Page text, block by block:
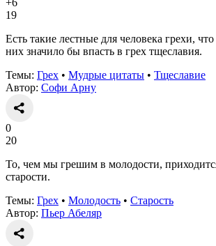
19
Есть такие лестные для человека грехи,
них значило бы впасть в грех тщеславия.
Темы: Грех • Мудрые цитаты • Тщеславие
Автор: Софи Арну
0
20
То, чем мы грешим в молодости,
старости.
Темы: Грех • Молодость • Старость
Автор: Пьер Абеляр